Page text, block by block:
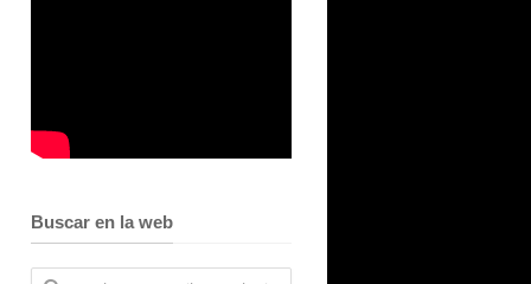
Buscar en la web